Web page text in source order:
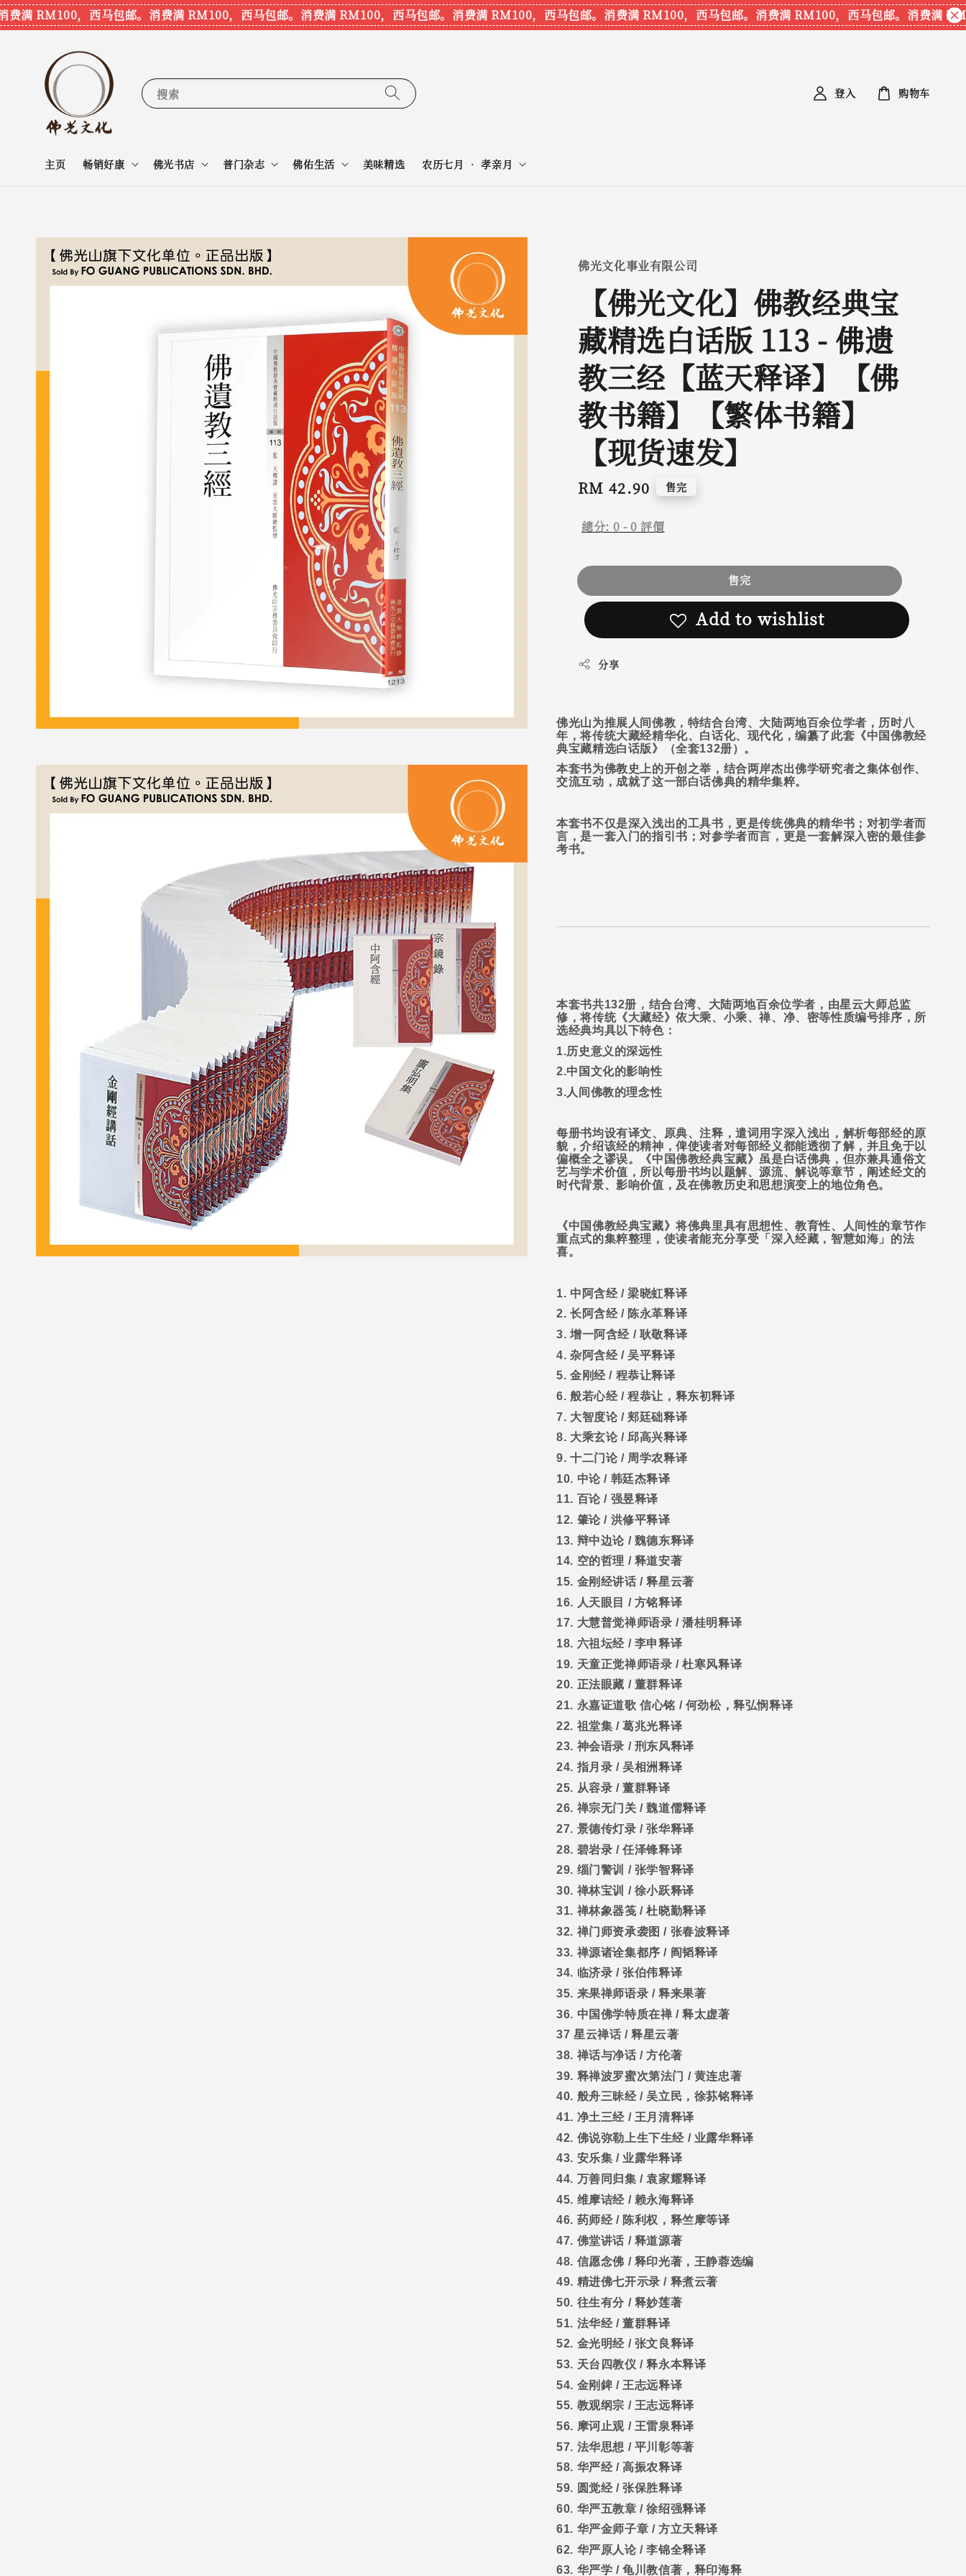
RM100，西马包邮。消费满 RM100，西马包邮。消费满 RM100，西马包邮。消费满 RM100，西马包邮。消费满 RM100，西马包邮。消费满 RM100，西马包邮。消费满
搜索
主页 畅销好康 佛光书店 普门杂志 佛佑生活 美味精选 农历七月 • 孝亲月
登入 购物车
佛光文化事业有限公司
【佛光文化】佛教经典宝
藏精选白话版 113 - 佛遗
教三经【蓝天释译】【佛
教书籍】【繁体书籍】
【现货速发】
Regular
RM 42.90 售完
總分: 0 -0 評價
售完
Add to wishlist
分享
佛光山为推展人间佛教，特结合台湾、大陆两地百余位学者，历时八
年，将传统大藏经精华化、白话化、现代化，编纂了此套《中国佛教经
典宝藏精选白话版》（全套132册）。
本套书为佛教史上的开创之举，结合两岸杰出佛学研究者之集体创作、
交流互动，成就了这一部白话佛典的精华集粹。
本套书不仅是深入浅出的工具书，更是传统佛典的精华书；对初学者而
言，是一套入门的指引书；对参学者而言，更是一套解深入密的最佳参
考书。
本套书共132册，结合台湾、大陆两地百余位学者，由星云大师总监
修，将传统《大藏经》依大乘、小乘、禅、净、密等性质编号排序，所
选经典均具以下特色：
1.历史意义的深远性
2.中国文化的影响性
3.人间佛教的理念性
每册书均设有译文、原典、注释，遣词用字深入浅出，解析每部经的原
貌，介绍该经的精神，俾使读者对每部经义都能透彻了解，并且免于以
偏概全之谬误。《中国佛教经典宝藏》虽是白话佛典，但亦兼具通俗文
艺与学术价值，所以每册书均以题解、源流、解说等章节，阐述经文的
时代背景、影响价值，及在佛教历史和思想演变上的地位角色。
《中国佛教经典宝藏》将佛典里具有思想性、教育性、人间性的章节作
重点式的集粹整理，使读者能充分享受「深入经藏，智慧如海」的法
喜。
1. 中阿含经/梁晓虹释译
2. 长阿含经/ 陈永革释译
3. 增一阿含经 / 耿敬释译
4. 杂阿含经/吴平释译
5. 金刚经/ 程恭让释译
6. 般若心经/程恭让，释东初释译
7. 大智度论/郏廷础释译
8. 大乘玄论/邱高兴释译
9. 十二门论/ 周学农释译
10. 中论/ 韩廷杰释译
11. 百论/ 强昱释译
12. 肇论/ 洪修平释译
13. 辩中边论 / 魏德东释译
14. 空的哲理 / 释道安著
15. 金刚经讲话 /释星云著
16. 人天眼目 / 方铭释译
17. 大慧普觉禅师语录 /潘桂明释译
18. 六祖坛经 / 李申释译
19. 天童正觉禅师语录 /杜寒风释译
20. 正法眼藏 / 董群释译
21. 永嘉证道歌 信心铭 / 何劲松，释弘悯释译
22. 祖堂集 /葛兆光释译
23. 神会语录 / 刑东风释译
24. 指月录 /吴相洲释译
25. 从容录 /董群释译
26. 禅宗无门关 /魏道儒释译
27. 景德传灯录 /张华释译
28. 碧岩录 /任泽锋释译
29. 缁门警训 / 张学智释译
30. 禅林宝训 / 徐小跃释译
31. 禅林象器笺 /杜晓勤释译
32. 禅门师资承袭图 / 张春波释译
33. 禅源诸诠集都序 / 阎韬释译
34. 临济录 /张伯伟释译
35. 来果禅师语录 /释来果著
36. 中国佛学特质在禅/释太虚著
37 星云禅话 /释星云著
38. 禅话与净话 /方伦著
39. 释禅波罗蜜次第法门 / 黄连忠著
40. 般舟三昧经/吴立民，徐荪铭释译
41. 净土三经 / 王月清释译
42. 佛说弥勒上生下生经 / 业露华释译
43. 安乐集 /业露华释译
44. 万善同归集 /袁家耀释译
45. 维摩诘经 / 赖永海释译
46. 药师经/ 陈利权，释竺摩等译
47. 佛堂讲话 / 释道源著
48. 信愿念佛 / 释印光著，王静蓉选编
49. 精进佛七开示录 / 释煮云著
50. 往生有分 / 释妙莲著
51. 法华经/董群释译
52. 金光明经 / 张文良释译
53. 天台四教仪 /释永本释译
54. 金刚錍 / 王志远释译
55. 教观纲宗 / 王志远释译
56. 摩诃止观 / 王雷泉释译
57. 法华思想 / 平川彰等著
58. 华严经/高振农释译
59. 圆觉经/张保胜释译
60. 华严五教章 /徐绍强释译
61. 华严金师子章 /方立天释译
62. 华严原人论/李锦全释译
63. 华严学 /龟川教信著，释印海释